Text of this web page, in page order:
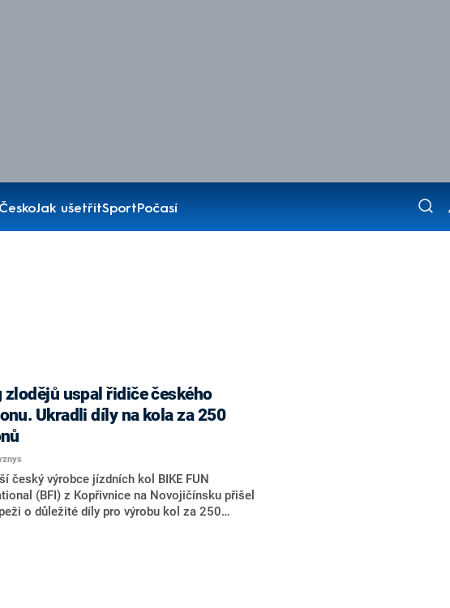
Jak ušetřitSportPočasí
zlodějů uspal řidiče českého
Ukradli díly na kola za 250
český výrobce jízdních kol BIKE FUN
(BFI) z Kopřivnice na Novojičínsku přišel
o důležité díly pro výrobu kol za 250